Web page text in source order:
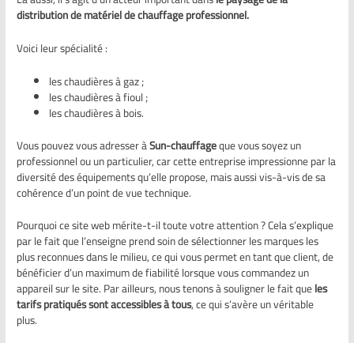
distribution de matériel de chauffage professionnel.
Voici leur spécialité :
les chaudières à gaz ;
les chaudières à fioul ;
les chaudières à bois.
Vous pouvez vous adresser àSun-chauffageque vous soyez un
professionnel ou un particulier, car cette entreprise impressionne par la
diversité des équipements qu’elle propose, mais aussi vis-à-vis de sa
cohérence d’un point de vue technique.
Pourquoi ce site web mérite-t-il toute votre attention ? Cela s’explique
par le fait que l’enseigne prend soin de sélectionner les marques les
plus reconnues dans le milieu, ce qui vous permet en tant que client, de
bénéficier d’un maximum de fiabilité lorsque vous commandez un
appareil sur le site. Par ailleurs, nous tenons à souligner le fait queles
tarifs pratiqués sont accessibles à tous, ce qui s’avère un véritable
plus.